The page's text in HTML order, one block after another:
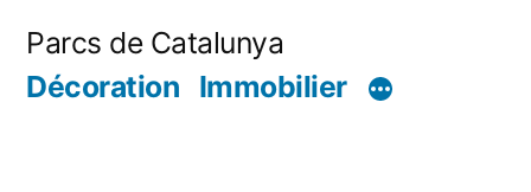
Parcs de Catalunya
Décoration Immobilier